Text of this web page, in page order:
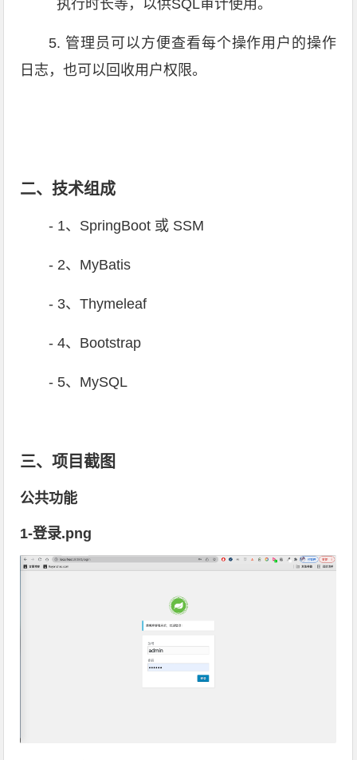
执行时长等，以供SQL审计使用。
5. 管理员可以方便查看每个操作用户的操作
日志，也可以回收用户权限。
二、技术组成
- 1、SpringBoot 或 SSM
- 2、MyBatis
- 3、Thymeleaf
- 4、Bootstrap
- 5、MySQL
三、项目截图
公共功能
1-登录.png